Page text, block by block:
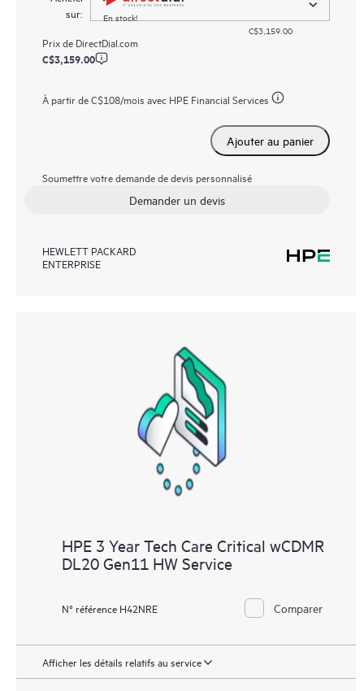
sur:
En stock!
C$3,159.00
Prix de DirectDial.com
C$3,159.00
À partir deC$108/mois avec HPE Financial Services
Ajouter au panier
Soumettre votre demande de devis personnalisé
Demander un devis
HEWLETT PACKARD
ENTERPRISE
HPE 3 Year Tech Care Critical wCDMR
DL20 Gen11 HW Service
N° référence H42NRE Comparer
Afficher les détails relatifs au service